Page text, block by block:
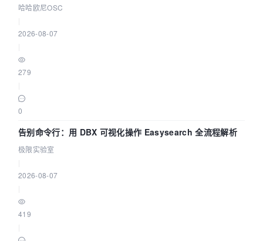
智能 Agent 应用
哈哈欧尼OSC
2026-08-07
279
0
告别命令行：用 DBX 可视化操作 Easysearch 全流程解析
极限实验室
2026-08-07
419